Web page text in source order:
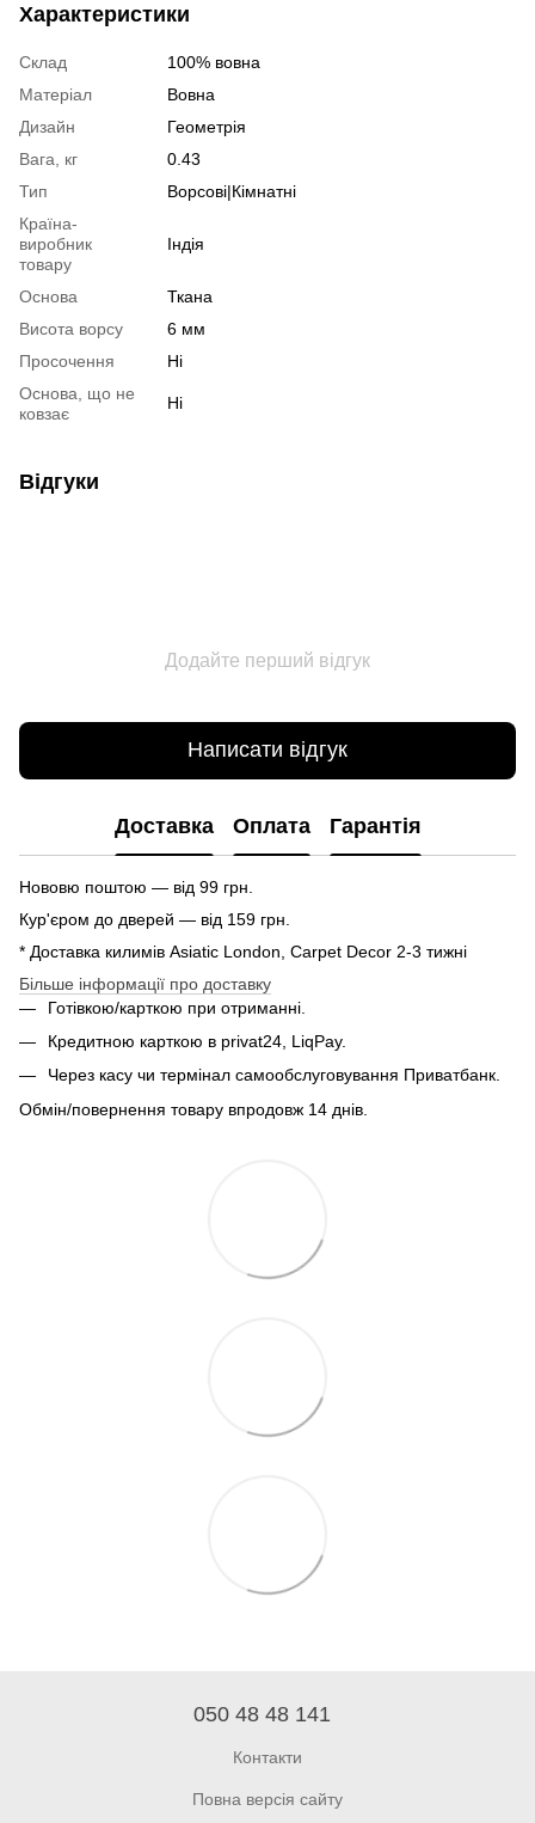
Характеристики
Склад
100% вовна
Матеріал
Вовна
Дизайн
Геометрія
Вага, кг
0.43
Тип
Ворсові|Кімнатні
Країна-
виробник
товару
Індія
Основа
Ткана
Висота ворсу
6 мм
Просочення
Ні
Основа, що не
ковзає
Ні
Відгуки
Додайте перший відгук
Написати відгук
Доставка Оплата Гарантія
Нововю поштою — від 99 грн.
Кур'єром до дверей — від 159 грн.
* Доставка килимів Asiatic London, Carpet Decor 2-3 тижні
Більше інформації про доставку
Готівкою/карткою при отриманні.
Кредитною карткою в privat24, LiqPay.
Через касу чи термінал самообслуговування Приватбанк.
Обмін/повернення товару впродовж 14 днів.
050 48 48 141
Контакти
Повна версія сайту